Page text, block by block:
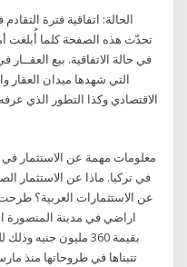
تحدّث هذه الصفحة كلما أُبلغت
في حالة الاتفاقية. بيع
التي شهدها ميدان العقار
الاقتصادي وكذا التطور الذي
معلومات مهمة عن الاستثمار في
في تركيا. ماذا عن الاستثمار
عن الاستثمارات العربية؟
اراضي في مدينة المنصورة
بقيمة 360 مليون
تتبناها في طروحاتها منذ